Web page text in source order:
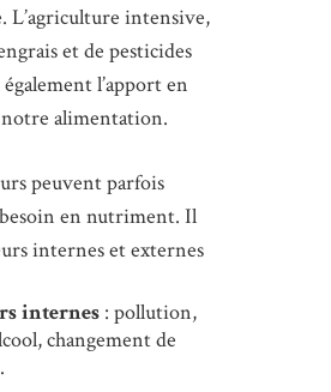
intensive,
et de pesticides
l’apport en
alimentation.
peuvent parfois
en nutriment. Il
internes et externes
internes : pollution,
changement de